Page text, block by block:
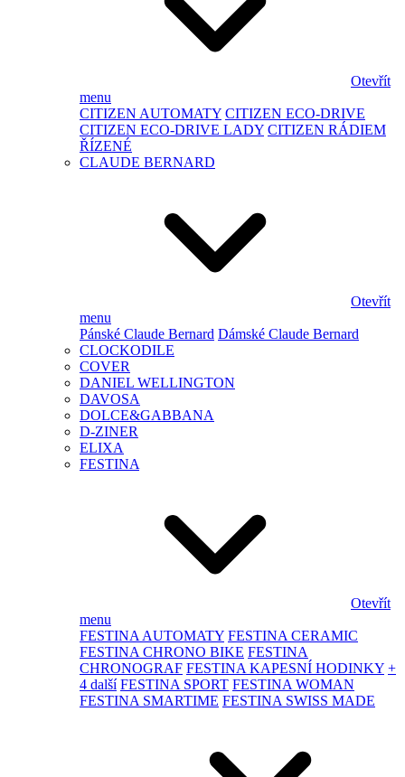
Otevřít
menu
CITIZEN AUTOMATY CITIZEN ECO-DRIVE
CITIZEN ECO-DRIVE LADY CITIZEN RÁDIEM
ŘÍZENÉ
CLAUDE BERNARD
Otevřít
menu
Pánské Claude Bernard Dámské Claude Bernard
CLOCKODILE
COVER
DANIEL WELLINGTON
DAVOSA
DOLCE&GABBANA
D-ZINER
ELIXA
FESTINA
Otevřít
menu
FESTINA AUTOMATY FESTINA CERAMIC
FESTINA CHRONO BIKE FESTINA
CHRONOGRAF FESTINA KAPESNÍ HODINKY +
4 další FESTINA SPORT FESTINA WOMAN
FESTINA SMARTIME FESTINA SWISS MADE